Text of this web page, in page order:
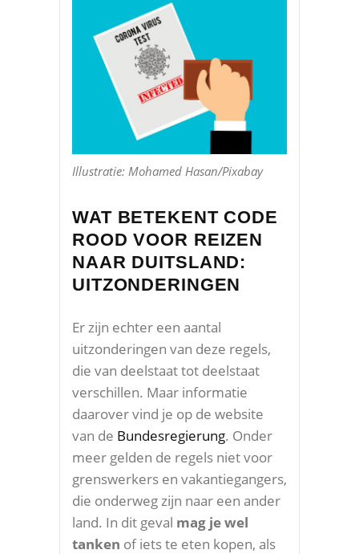
Illustratie: Mohamed Hasan/Pixabay
WAT BETEKENT CODE
ROOD VOOR REIZEN
NAAR DUITSLAND:
UITZONDERINGEN
Er zijn echter een aantal
uitzonderingen van deze regels,
die van deelstaat tot deelstaat
verschillen. Maar informatie
daarover vind je op de website
van de Bundesregierung. Onder
meer gelden de regels niet voor
grenswerkers en vakantiegangers,
die onderweg zijn naar een ander
land. In dit geval mag je wel
tanken of iets te eten kopen, als